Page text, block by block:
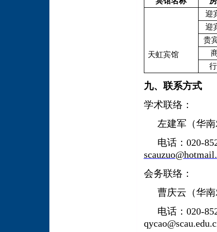
天虹宾馆
迎
迎
贵
九、联系方式
学术联络：
左建军（华
电话： 020-
会务联络：
曹庆云（华
电话： 020-